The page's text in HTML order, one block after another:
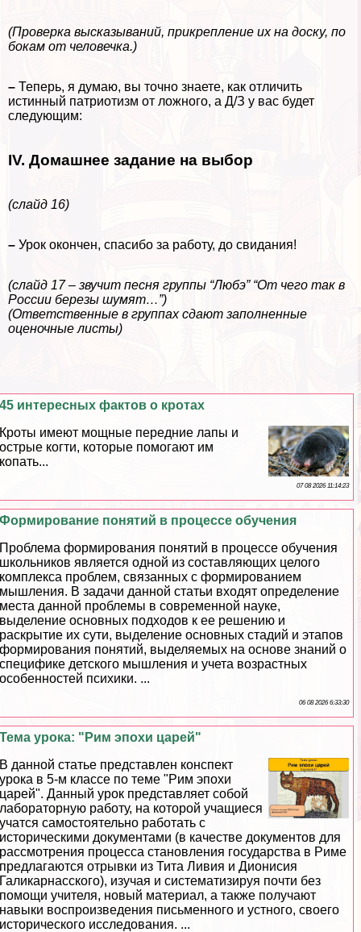
(Проверка высказываний, прикрепление их на доску, по
бокам от человечка.)
– Теперь, я думаю, вы точно знаете, как отличить
истинный патриотизм от ложного, а Д/З у вас будет
следующим:
IV. Домашнее задание на выбор
(слайд 16)
– Урок окончен, спасибо за работу, до свидания!
(слайд 17 – звучит песня группы “Любэ” “От чего так в
России березы шумят…”)
(Ответственные в группах сдают заполненные
оценочные листы)
45 интересных фактов о кротах
Кроты имеют мощные передние лапы и
острые когти, которые помогают им
копать...
07 08 2026 11:14:23
Формирование понятий в процессе обучения
Проблема формирования понятий в процессе обучения
школьников является одной из составляющих целого
комплекса проблем, связанных с формированием
мышления. В задачи данной статьи входят определение
места данной проблемы в современной науке,
выделение основных подходов к ее решению и
раскрытие их сути, выделение основных стадий и этапов
формирования понятий, выделяемых на основе знаний о
специфике детского мышления и учета возрастных
особенностей психики. ...
06 08 2026 6:33:30
Тема урока: "Рим эпохи царей"
В данной статье представлен конспект
урока в 5-м классе по теме "Рим эпохи
царей". Данный урок представляет собой
лабораторную работу, на которой учащиеся
учатся самостоятельно работать с
историческими документами (в качестве документов для
рассмотрения процесса становления государства в Риме
предлагаются отрывки из Тита Ливия и Дионисия
Галикарнасского), изучая и систематизируя почти без
помощи учителя, новый материал, а также получают
навыки воспроизведения письменного и устного, своего
исторического исследования. ...